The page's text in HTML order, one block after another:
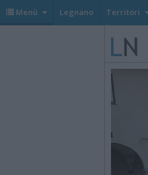
Menù Legnano Territori